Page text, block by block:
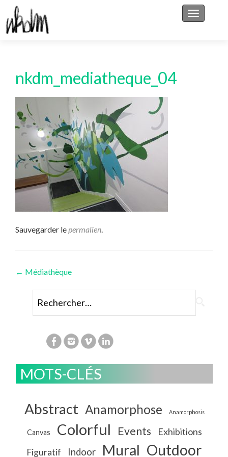
Afficher/
nkdm_mediatheque_04
Sauvegarder lepermalien.
Navigation
des
articles
← Médiathèque
MOTS-CLÉS
Abstract Anamorphose Anamorphosis
Canvas Colorful Events Exhibitions
Figuratif Indoor Mural Outdoor